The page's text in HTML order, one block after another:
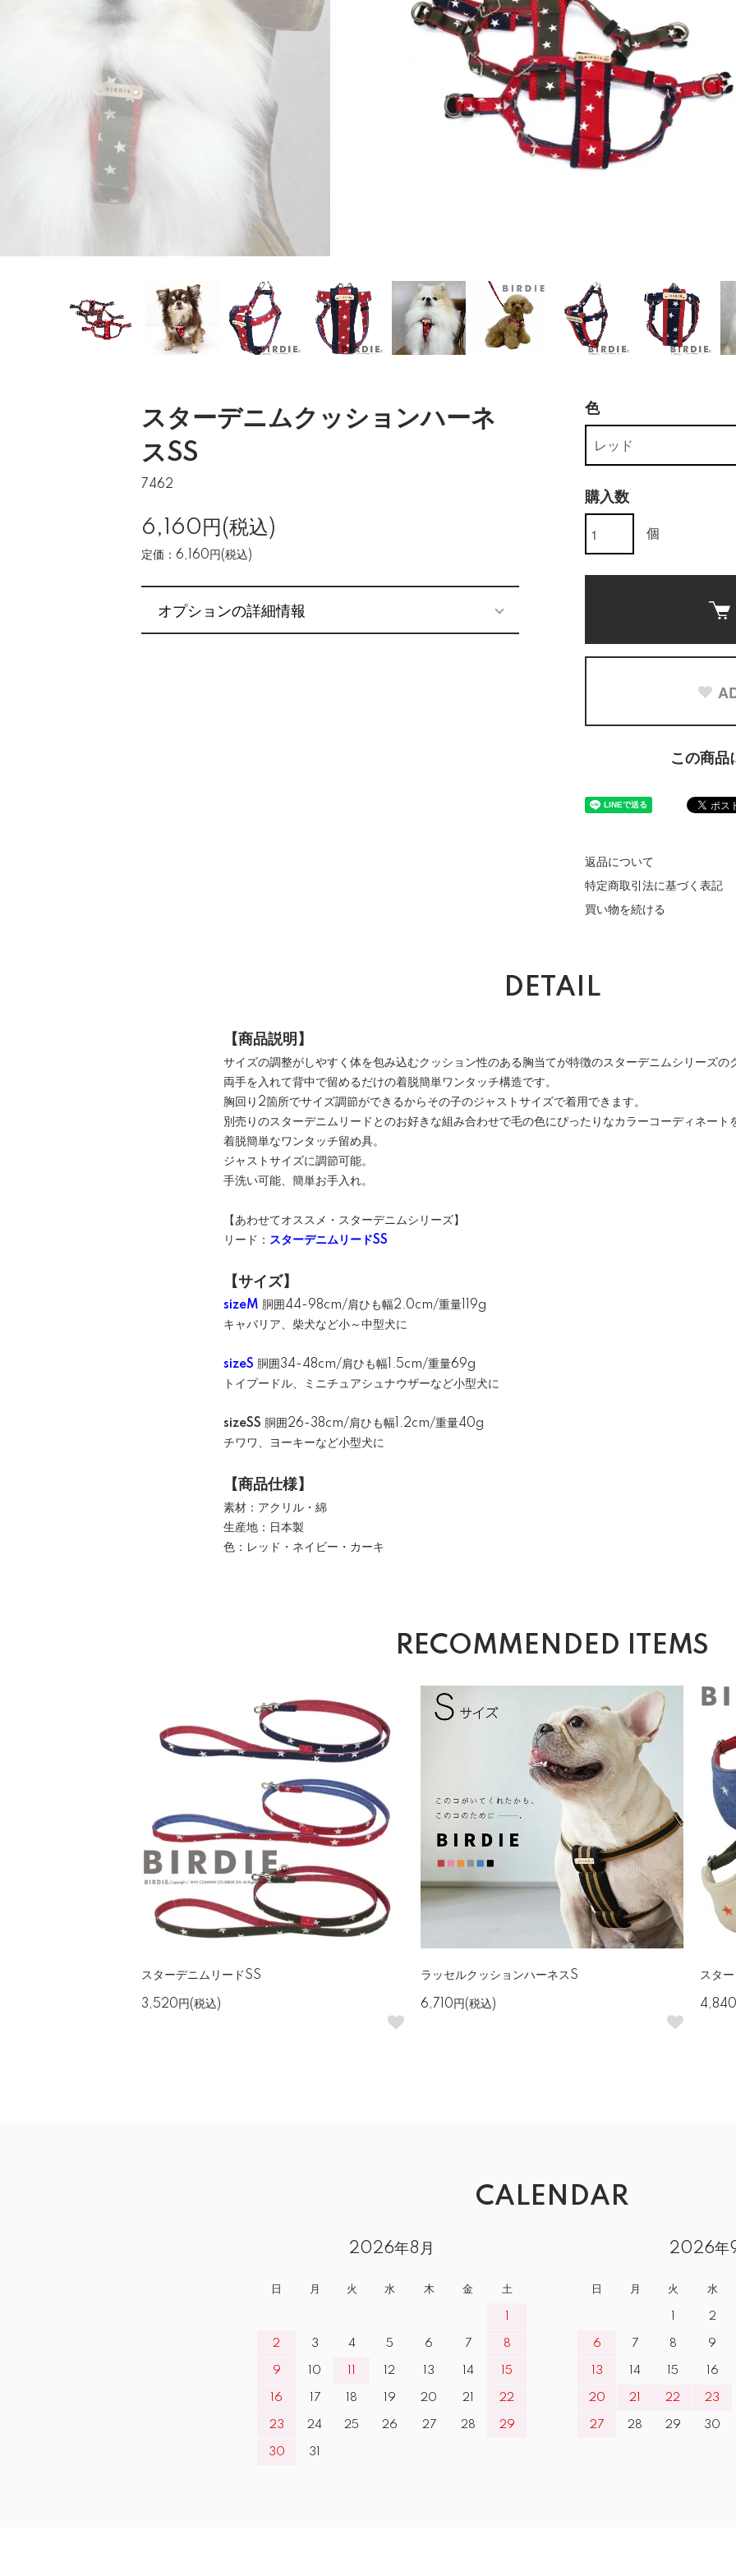
スターデニムクッションハーネ
スSS
7462
6,160円(税込)
定価：6,160円(税込)
オプションの詳細情報
色
購入数
個
この商品
返品について
特定商取引法に基づく表記
買い物を続ける
DETAIL
【商品説明】
サイズの調整がしやすく体を包み込むクッション性のある胸当てが特徴のスターデニムシリーズの
両手を入れて背中で留めるだけの着脱簡単ワンタッチ構造です。
胸回り2箇所でサイズ調節ができるからその子のジャストサイズで着用できます。
別売りのスターデニムリードとのお好きな組み合わせで毛の色にぴったりなカラーコーディネート
着脱簡単なワンタッチ留め具。
ジャストサイズに調節可能。
手洗い可能、簡単お手入れ。
【あわせてオススメ・スターデニムシリーズ】
リード： スターデニムリードSS
【サイズ】
sizeM 胴囲44-98cm/肩ひも幅2.0cm/重量119g
キャバリア、柴犬など小～中型犬に
sizeS 胴囲34-48cm/肩ひも幅1.5cm/重量69g
トイプードル、ミニチュアシュナウザーなど小型犬に
sizeSS 胴囲26-38cm/肩ひも幅1.2cm/重量40g
チワワ、ヨーキーなど小型犬に
【商品仕様】
素材：アクリル・綿
生産地：日本製
色：レッド・ネイビー・カーキ
RECOMMENDED ITEMS
スターデニムリードSS
3,520円(税込)
ラッセルクッションハーネスS
6,710円(税込)
スタ
4,840
CALENDAR
2026年8月
日 月 火 水 木 金 土
2 3 4 5 6 7 8
9 10 12 13 14 15
16 17 18 19 20 21 22
23 24 25 26 27 28 29
30 31
2026年
日 月 火 水
2
6 7 8 9
13 14 15 16
20 21 22 23
27 28 29 30